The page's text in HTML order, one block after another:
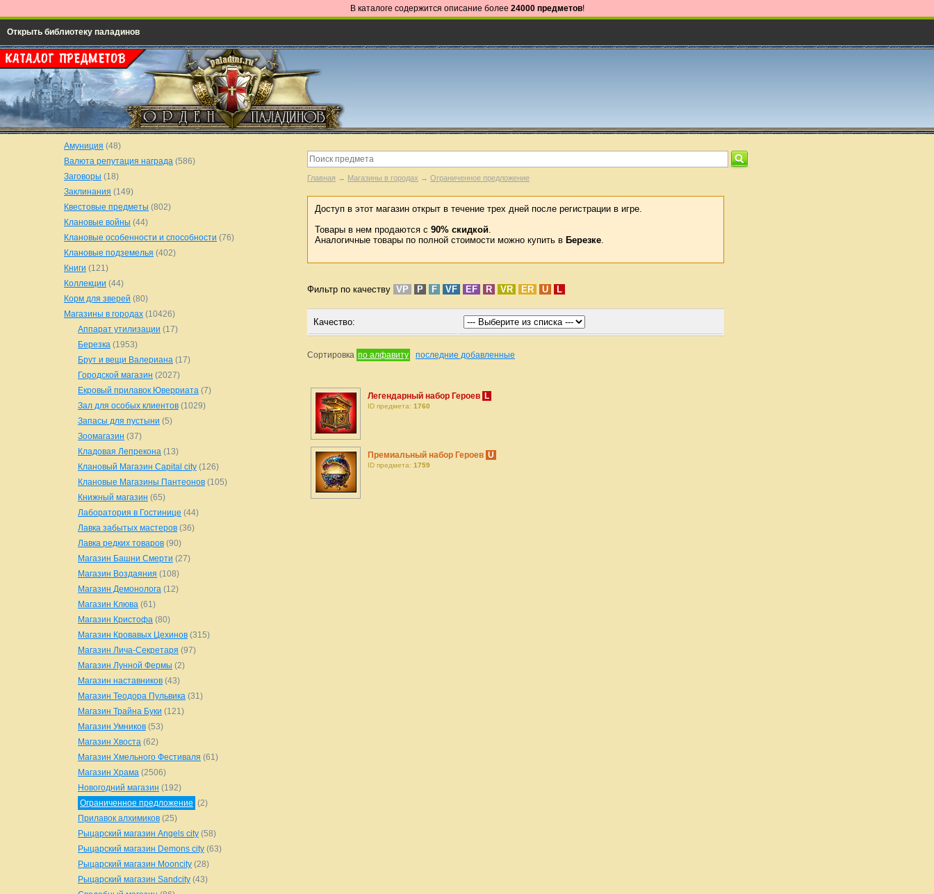
В каталоге содержится описание более 24000 предметов!
Открыть библиотеку паладинов
Главная → Магазины в городах → Ограниченное предложение
Доступ в этот магазин открыт в течение трех дней после регистрации в игре.
Товары в нем продаются с 90% скидкой.
Аналогичные товары по полной стоимости можно купить в Березке.
Фильтр по качеству VP P F VF EF R VR ER U L
Качество:
Сортировка по алфавиту последние добавленные
Легендарный набор Героев L
ID предмета: 1760
Премиальный набор Героев U
ID предмета: 1759
Амуниция (48)
Валюта репутация награда (586)
Заговоры (18)
Заклинания (149)
Квестовые предметы (802)
Клановые войны (44)
Клановые особенности и способности (76)
Клановые подземелья (402)
Книги (121)
Коллекции (44)
Корм для зверей (80)
Магазины в городах (10426)
Аппарат утилизации (17)
Березка (1953)
Брут и вещи Валериана (17)
Городской магазин (2027)
Екровый прилавок Юверриата (7)
Зал для особых клиентов (1029)
Запасы для пустыни (5)
Зоомагазин (37)
Кладовая Лепрекона (13)
Клановый Магазин Capital city (126)
Клановые Магазины Пантеонов (105)
Книжный магазин (65)
Лаборатория в Гостинице (44)
Лавка забытых мастеров (36)
Лавка редких товаров (90)
Магазин Башни Смерти (27)
Магазин Воздаяния (108)
Магазин Демонолога (12)
Магазин Клюва (61)
Магазин Кристофа (80)
Магазин Кровавых Цехинов (315)
Магазин Лича-Секретаря (97)
Магазин Лунной Фермы (2)
Магазин наставников (43)
Магазин Теодора Пульвика (31)
Магазин Трайна Буки (121)
Магазин Умников (53)
Магазин Хвоста (62)
Магазин Хмельного Фестиваля (61)
Магазин Храма (2506)
Новогодний магазин (192)
Ограниченное предложение (2)
Прилавок алхимиков (25)
Рыцарский магазин Angels city (58)
Рыцарский магазин Demons city (63)
Рыцарский магазин Mooncity (28)
Рыцарский магазин Sandcity (43)